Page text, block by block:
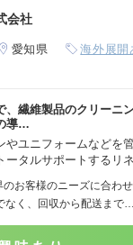
会社
愛知県 海外展開
、繊維製品のクリーニ
導…
やユニフォームなどを
ータルサポートするリ
のお客様のニーズに合わ
なく、回収から配送まで…